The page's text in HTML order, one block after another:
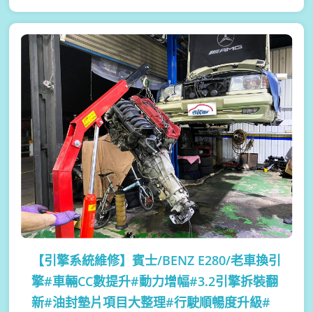
【引擎系統維修】賓士/BENZ E280/老車換引
擎#車輛CC數提升#動力增幅#3.2引擎拆裝翻
新#油封墊片項目大整理#行駛順暢度升級#